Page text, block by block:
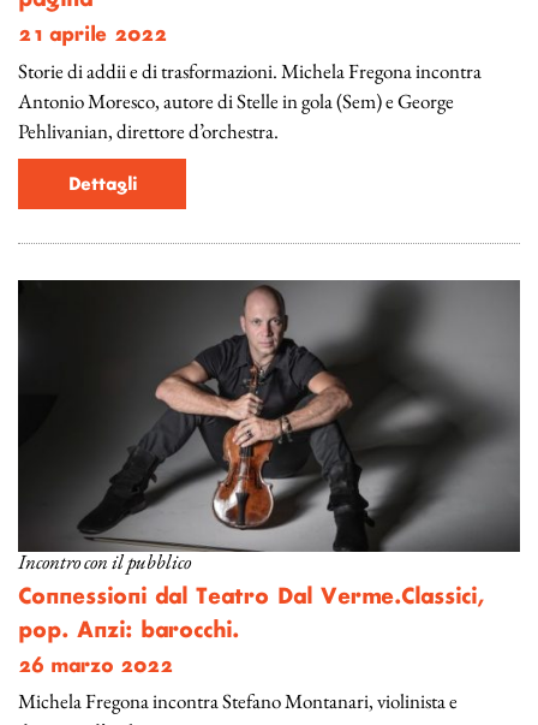
21 aprile 2022
Storie di addii e di trasformazioni. Michela Fregona incontra
Antonio Moresco, autore di Stelle in gola (Sem) e George
Pehlivanian, direttore d’orchestra.
Dettagli
Incontro con il pubblico
Connessioni dal Teatro Dal Verme.Classici,
pop. Anzi: barocchi.
26 marzo 2022
Michela Fregona incontra Stefano Montanari, violinista e